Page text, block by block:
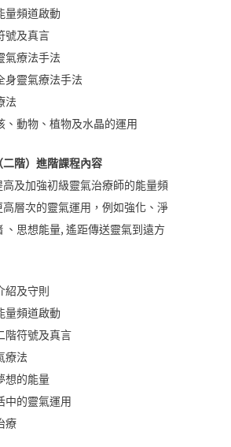
量頻道啟動
號及真言
氣療法手法
身靈氣療法手法
法
、動物、植物及水晶的運用
階）進階課程內容
及加強初級靈氣治療師的能量頻
層次的靈氣運用，例如強化、淨
、思想能量, 遙距傳送靈氣到遠方
紹及守則
量頻道啟動
階符號及真言
療法
想的能量
中的靈氣運用
療